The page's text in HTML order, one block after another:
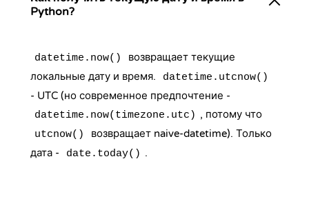
Python?
datetime.now()
возвращает текущие
локальные дату и время.
datetime.utcnow()
- UTC (но современное предпочтение -
datetime.now(timezone.utc) , потому что
utcnow()
возвращает naive-datetime). Только
дата -
date.today() .